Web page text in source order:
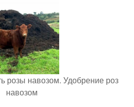
розы навозом. Удобрение роз
навозом